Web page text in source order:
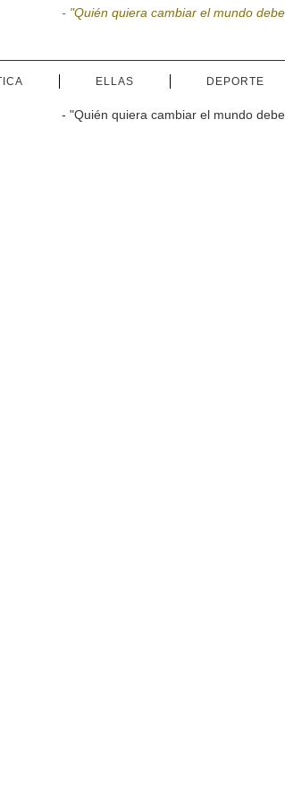
- "Quién quiera cambiar el mundo
ELLAS DEPORTE
- "Quién quiera cambiar el mundo